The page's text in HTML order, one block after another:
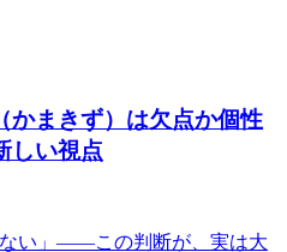
かまきず）は欠点か個性
しい視点
ない」——この判断が、実は大